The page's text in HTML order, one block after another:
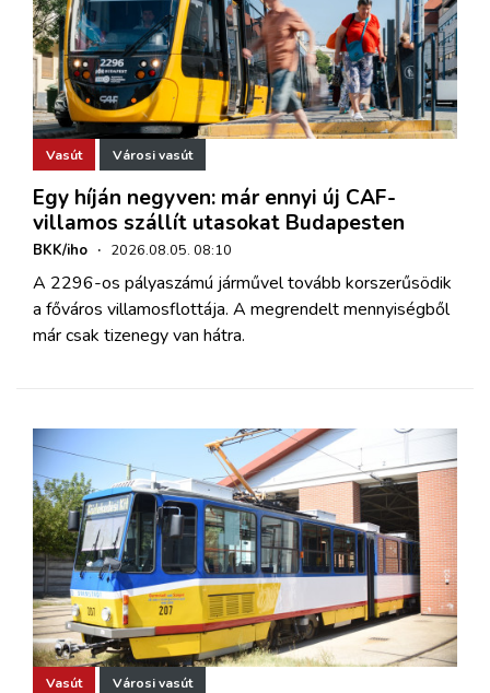
Vasút Városi vasút
Egy híján negyven: már ennyi új CAF-
villamos szállít utasokat Budapesten
BKK/iho · 2026.08.05. 08:10
A 2296-os pályaszámú járművel tovább korszerűsödik
a főváros villamosflottája. A megrendelt mennyiségből
már csak tizenegy van hátra.
Vasút Városi vasút